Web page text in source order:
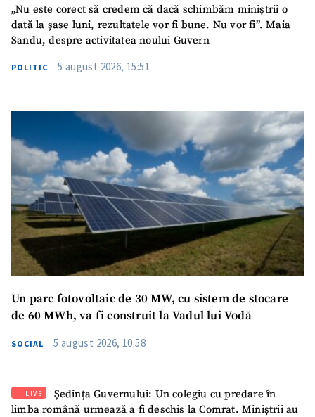
SUSȚINE
„Nu este corect să credem că dacă schimbăm miniștrii o
dată la șase luni, rezultatele vor fi bune. Nu vor fi”. Maia
Sandu, despre activitatea noului Guvern
POLITIC 5 august 2026, 15:51
Un parc fotovoltaic de 30 MW, cu sistem de stocare
de 60 MWh, va fi construit la Vadul lui Vodă
SOCIAL 5 august 2026, 10:58
LIVE
Ședința Guvernului: Un colegiu cu predare în
limba română urmează a fi deschis la Comrat. Miniștrii au
Email+ Emailul meu
Telefon
+ Telefon personal
acord cupolitica de
confidențialitate
TRIMITE ȘTIREA